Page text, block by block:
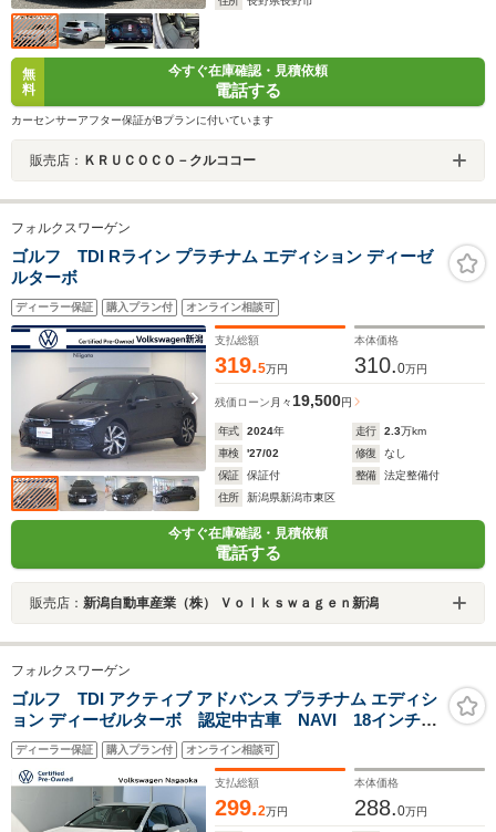
無
料
今すぐ在庫確認・見積依頼
電話する
カーセンサーアフター保証がBプランに付いています
販売店： ＫＲＵＣＯＣＯ－クルココー
フォルクスワーゲン
ゴルフ TDI Rライン プラチナム エディション ディーゼ
ルターボ
ディーラー保証 購入プラン付 オンライン相談可
支払総額
319.5万円
本体価格
310.0万円
残価ローン 月々19,500円
年式 2024年 走行 2.3万km
車検
'27/02 修復
なし
保証
保証付 整備
法定整備付
住所
新潟県新潟市東区
今すぐ在庫確認・見積依頼
電話する
販売店： 新潟自動車産業（株） Ｖｏｌｋｓｗａｇｅｎ新潟
フォルクスワーゲン
ゴルフ TDI アクティブ アドバンス プラチナム エディシ
ョン ディーゼルターボ 認定中古車 NAVI 18インチ
AW LEDヘッドライト デジタルメーター トラベル
アシスト リアビューカメラ オートホールド スマー
トエントリー
ディーラー保証 購入プラン付 オンライン相談可
支払総額
299.2万円
本体価格
288.0万円